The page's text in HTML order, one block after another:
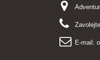
E-mail: